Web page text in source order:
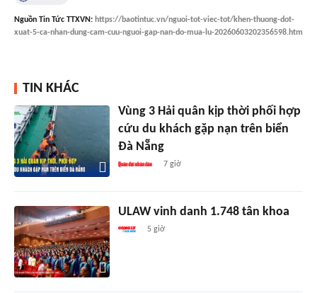
Nguồn Tin Tức TTXVN: https://baotintuc.vn/nguoi-tot-viec-tot/khen-thuong-dot-
xuat-5-ca-nhan-dung-cam-cuu-nguoi-gap-nan-do-mua-lu-20260603202356598.htm
TIN KHÁC
Vùng 3 Hải quân kịp thời phối hợp
cứu du khách gặp nạn trên biển
Đà Nẵng
7 giờ
ULAW vinh danh 1.748 tân khoa
5 giờ